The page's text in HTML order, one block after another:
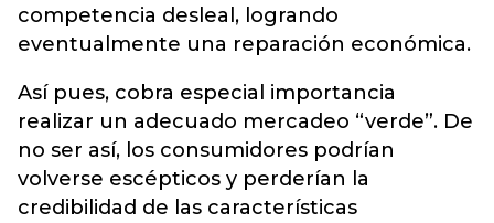
competencia desleal, logrando
eventualmente una reparación económica.
Así pues, cobra especial importancia
realizar un adecuado mercadeo “verde”. De
no ser así, los consumidores podrían
volverse escépticos y perderían la
credibilidad de las características